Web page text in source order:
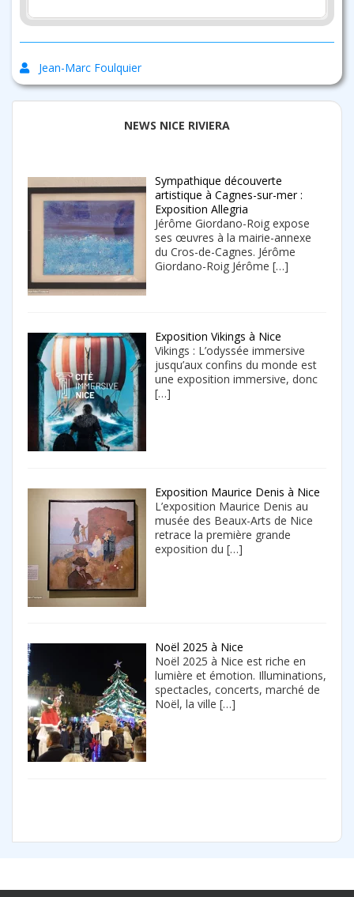
Jean-Marc Foulquier
NEWS NICE RIVIERA
Sympathique découverte
artistique à Cagnes-sur-mer :
Exposition Allegria
Jérôme Giordano-Roig expose
ses œuvres à la mairie-annexe
du Cros-de-Cagnes. Jérôme
Giordano-Roig Jérôme […]
Exposition Vikings à Nice
Vikings : L’odyssée immersive
jusqu’aux confins du monde est
une exposition immersive, donc
[…]
Exposition Maurice Denis à Nice
L’exposition Maurice Denis au
musée des Beaux-Arts de Nice
retrace la première grande
exposition du […]
Noël 2025 à Nice
Noël 2025 à Nice est riche en
lumière et émotion. Illuminations,
spectacles, concerts, marché de
Noël, la ville […]